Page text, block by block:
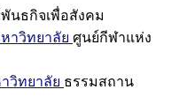
นธกิจเพื่อสังคม
าวิทยาลัย ศูนย์กีฬาแห่ง
วิทยาลัย ธรรมสถาน